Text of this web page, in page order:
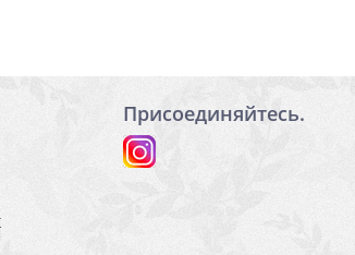
Присоединяйтесь.